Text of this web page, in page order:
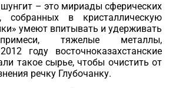
шунгит – это мириады сферических
собранных в кристаллическую
умеют впитывать и удерживать
тяжелые металлы,
году восточноказахстанские
такое сырье, чтобы очистить от
речку Глубочанку.